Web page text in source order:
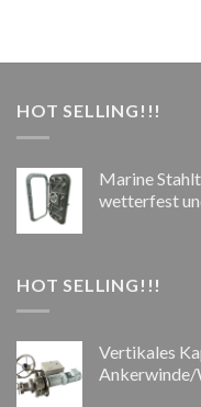
HOT SELLING!!!
Marine
wetterfest
HOT SELLING!!!
Vertikales
Ankerwinde/